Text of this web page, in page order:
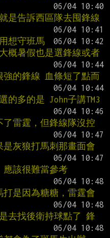
是告訴西區隊去囤鋒線
想守班馬
概暑假也是選鋒線或者
強的鋒線 血條短了點而
的多的是 John子講TM3
雷霆，但鋒線隊沒控
灰狼打馬刺那畫面會
該很難當參考
是因為糖糖，雷霆會
去找後衛持球點了 鋒